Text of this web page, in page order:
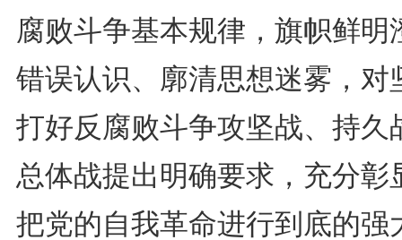
腐败斗争基本规律，旗帜鲜明
错误认识、廓清思想迷雾，对
打好反腐败斗争攻坚战、持久
总体战提出明确要求，充分彰
把党的自我革命进行到底的强